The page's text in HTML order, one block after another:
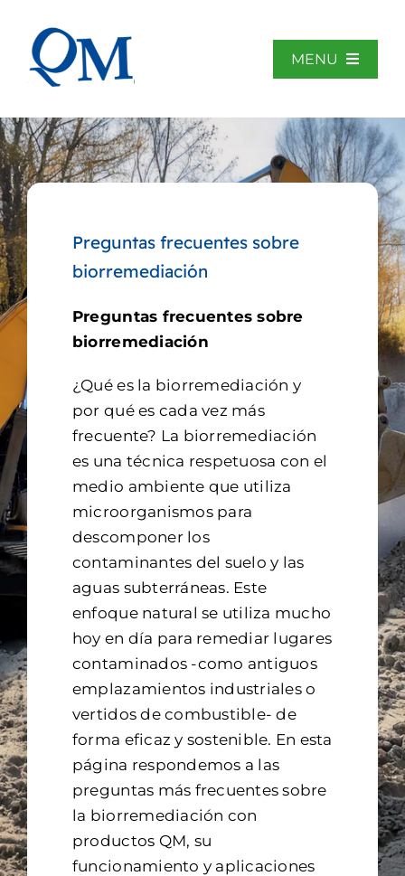
contenido
MENU
Home
Sobre QM
Áreas de actividad
Biblioteca
Noticias
Contacto
Preguntas frecuentes sobre
biorremediación
Preguntas frecuentes sobre
biorremediación
¿Qué es la biorremediación y
por qué es cada vez más
frecuente? La biorremediación
es una técnica respetuosa con el
medio ambiente que utiliza
microorganismos para
descomponer los
contaminantes del suelo y las
aguas subterráneas. Este
enfoque natural se utiliza mucho
hoy en día para remediar lugares
contaminados -como antiguos
emplazamientos industriales o
vertidos de combustible- de
forma eficaz y sostenible. En esta
página respondemos a las
preguntas más frecuentes sobre
la biorremediación con
productos QM, su
funcionamiento y aplicaciones